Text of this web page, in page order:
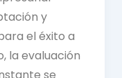
y
el éxito a
la evaluación